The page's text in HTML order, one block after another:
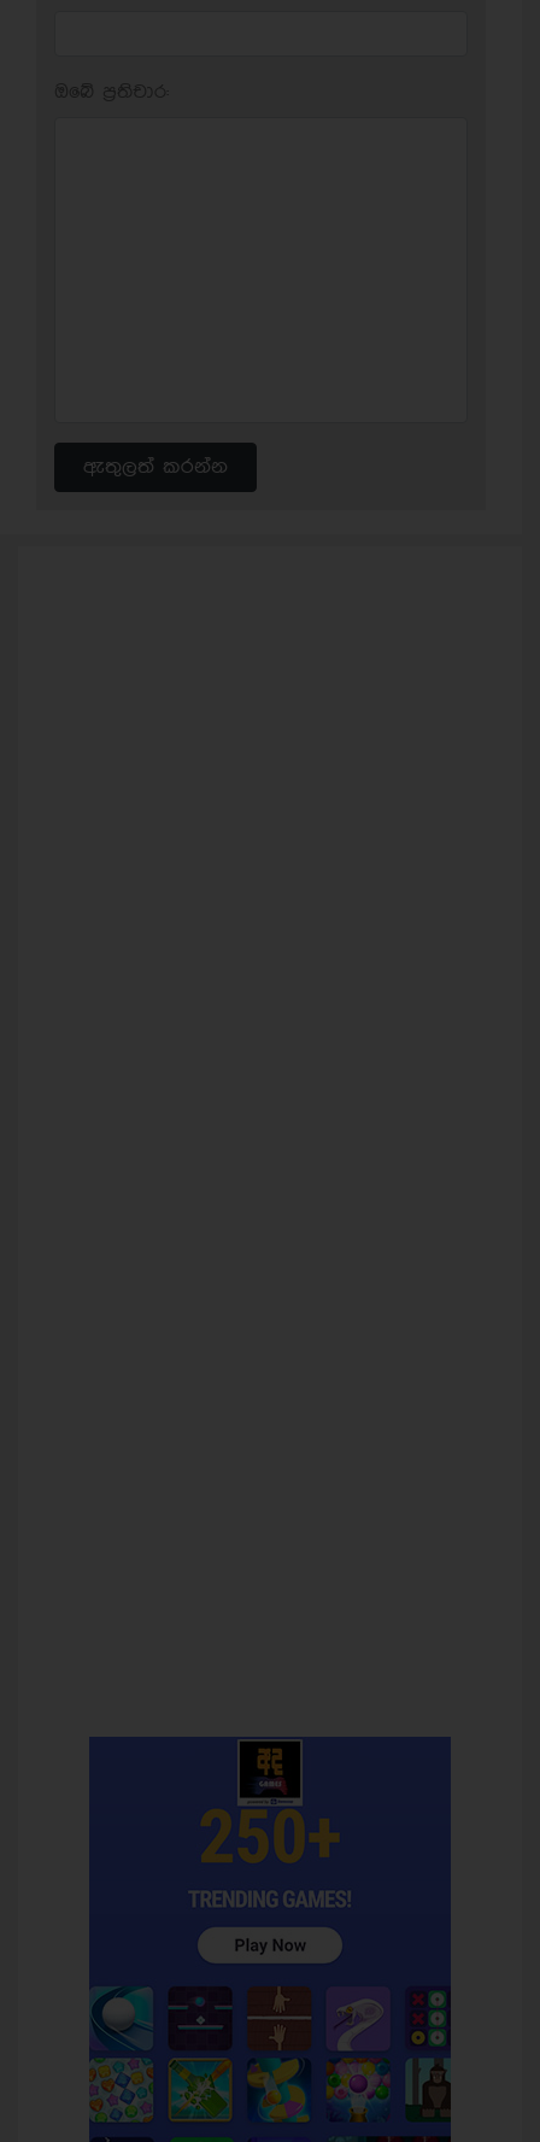
ඇතුලත් කරන්න